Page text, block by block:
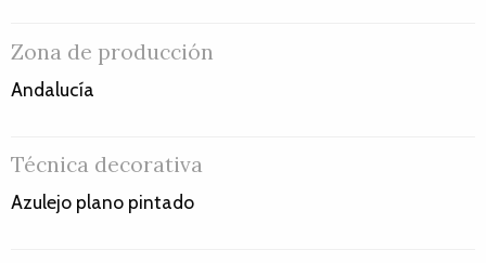
Zona de producción
Andalucía
Técnica decorativa
Azulejo plano pintado